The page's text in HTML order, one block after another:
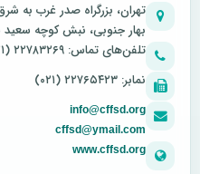
تهران، بزرگراه صدر غرب به
بهار جنوبی، نبش کوچه سعید
تلفن‌های تماس: ۲۲۷۸۳۲۶۹ (۰۲۱) و ۲۲۷۸۳۴۵۹ (۰۲۱)
نمابر: ۲۲۷۶۵۴۲۳ (۰۲۱)
info@cffsd.org
cffsd@ymail.com
www.cffsd.org